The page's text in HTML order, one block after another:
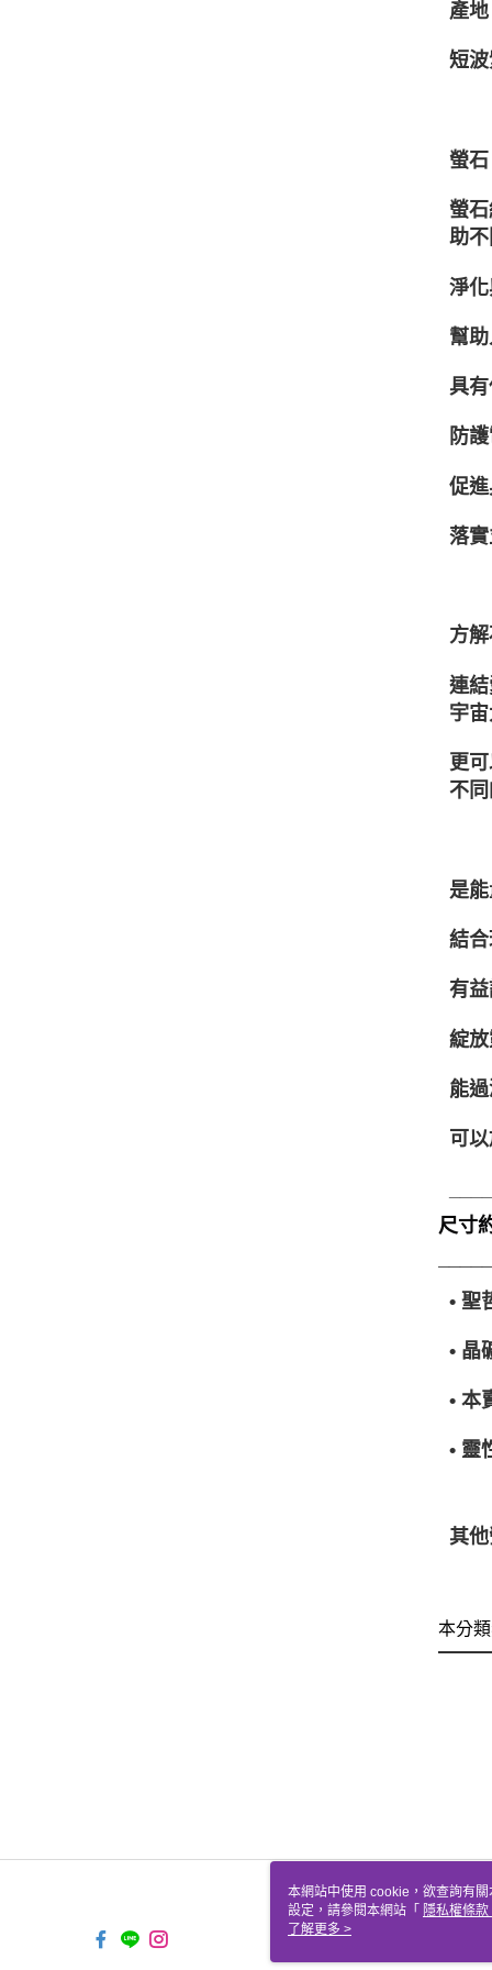
產
短
螢石
螢
助
淨
幫
具
防
促
落
方
連
宇
更
不
是
結
有
綻
能
可
尺寸
• 聖
• 晶
• 本
• 靈
其
本分
本網站中使用 cookie，欲查詢有
設定，請參閱本網站「 隱私權條款
使用 cookie。
了解更多 >